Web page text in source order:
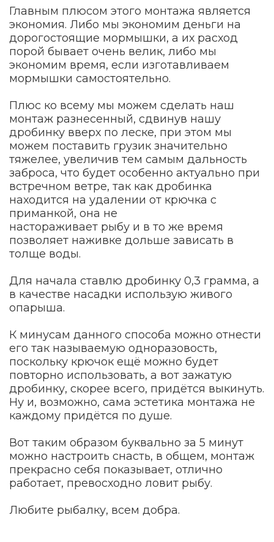
Главным плюсом этого монтажа является
экономия. Либо мы экономим деньги на
дорогостоящие мормышки, а их расход
порой бывает очень велик, либо мы
экономим время, если изготавливаем
мормышки самостоятельно.
Плюс ко всему мы можем сделать наш
монтаж разнесенный, сдвинув нашу
дробинку вверх по леске, при этом мы
можем поставить грузик значительно
тяжелее, увеличив тем самым дальность
заброса, что будет особенно актуально при
встречном ветре, так как дробинка
находится на удалении от крючка с
приманкой, она не
настораживает рыбу и в то же время
позволяет наживке дольше зависать в
толще воды.
Для начала ставлю дробинку 0,3 грамма, а
в качестве насадки использую живого
опарыша.
К минусам данного способа можно отнести
его так называемую одноразовость,
поскольку крючок ещё можно будет
повторно использовать, а вот зажатую
дробинку, скорее всего, придётся выкинуть.
Ну и, возможно, сама эстетика монтажа не
каждому придётся по душе.
Вот таким образом буквально за 5 минут
можно настроить снасть, в общем, монтаж
прекрасно себя показывает, отлично
работает, превосходно ловит рыбу.
Любите рыбалку, всем добра.